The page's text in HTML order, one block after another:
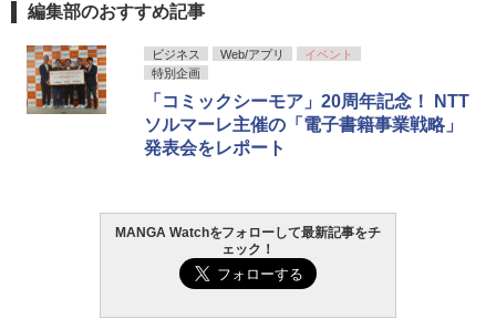
編集部のおすすめ記事
ビジネス Web/アプリ
イベント
特別企画
「コミックシーモア」20周年記念！ NTT
ソルマーレ主催の「電子書籍事業戦略」
発表会をレポート
MANGA Watchをフォローして最新記事をチ
ェック！